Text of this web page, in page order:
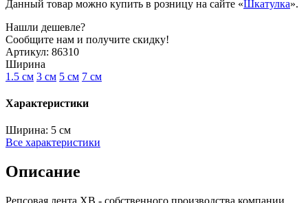
Данный товар можно купить в розницу на сайте «Шкатулка».
Нашли дешевле?
Сообщите нам и получите скидку!
Артикул: 86310
Ширина
1.5 см 3 см 5 см 7 см
Характеристики
Ширина: 5 см
Все характеристики
Описание